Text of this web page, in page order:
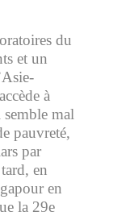
du
et un
à
mal
pauvreté,
par
en
en
la 29e